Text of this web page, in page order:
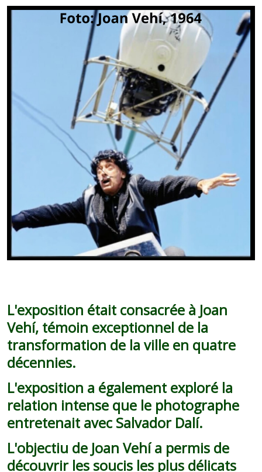
L'exposition était consacrée à Joan
Vehí, témoin exceptionnel de la
transformation de la ville en quatre
décennies.
L'exposition a également exploré la
relation intense que le photographe
entretenait avec Salvador Dalí.
L'objectiu de Joan Vehí a permis de
découvrir les soucis les plus délicats